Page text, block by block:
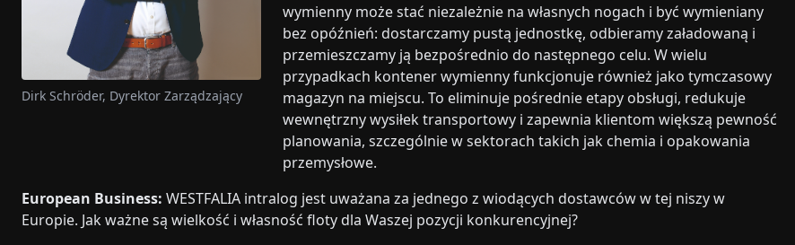
wymienny może stać niezależnie na własnych nogach i być wymieniany
bez opóźnień: dostarczamy pustą jednostkę, odbieramy załadowaną i
przemieszczamy ją bezpośrednio do następnego celu. W wielu
przypadkach kontener wymienny funkcjonuje również jako tymczasowy
magazyn na miejscu. To eliminuje pośrednie etapy obsługi, redukuje
wewnętrzny wysiłek transportowy i zapewnia klientom większą pewność
planowania, szczególnie w sektorach takich jak chemia i opakowania
przemysłowe.
Dirk Schröder, Dyrektor Zarządzający
European Business: WESTFALIA intralog jest uważana za jednego z wiodących dostawców w tej niszy w
Europie. Jak ważne są wielkość i własność floty dla Waszej pozycji konkurencyjnej?